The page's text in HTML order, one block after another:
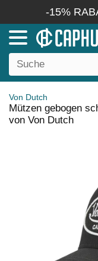
-15%
Von Dutch
Mützen gebogen
von Von Dutch